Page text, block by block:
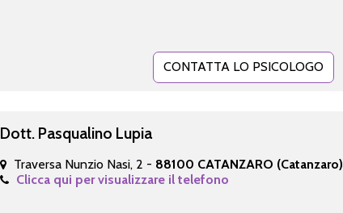
CONTATTA LO PSICOLOGO
Dott. Pasqualino Lupia
Traversa Nunzio Nasi, 2 - 88100 CATANZARO (Catanzaro)
Clicca qui per visualizzare il telefono